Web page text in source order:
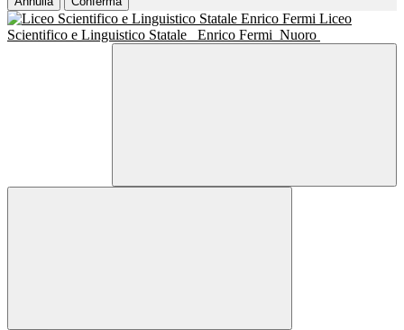
Liceo
Scientifico e Linguistico Statale
Enrico Fermi Nuoro